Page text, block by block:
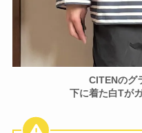
CITENのグ
下に着た白Tが